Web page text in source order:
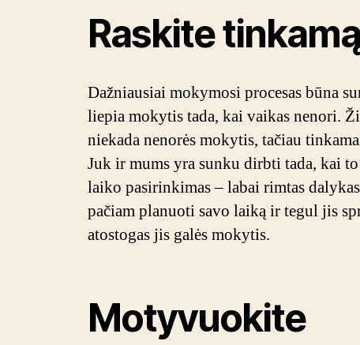
Raskite
Dažniausiai mokymosi procesas būna
liepia mokytis tada, kai vaikas nenori.
niekada nenorės mokytis, tačiau
Juk ir mums yra sunku dirbti tada, kai
laiko pasirinkimas – labai rimtas
pačiam planuoti savo laiką ir tegul jis
atostogas jis galės mokytis.
Motyvuokite